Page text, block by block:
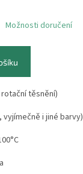
Možnosti doručení
těsnění)
vyjímečně i jiné barvy)